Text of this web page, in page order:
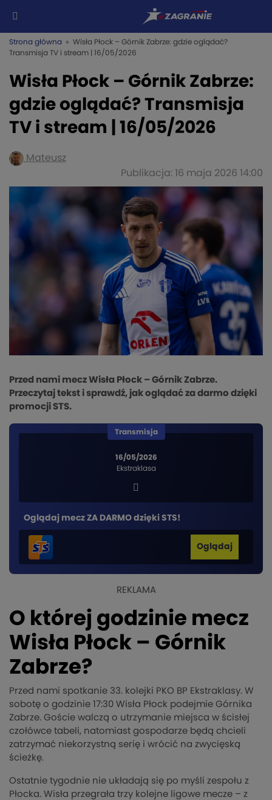
Strona główna » Wisła Płock – Górnik Zabrze: gdzie oglądać?
Transmisja TV i stream | 16/05/2026
Wisła Płock – Górnik Zabrze:
gdzie oglądać? Transmisja
TV i stream | 16/05/2026
Mateusz
Publikacja: 16 maja 2026 14:00
Przed nami mecz Wisła Płock – Górnik Zabrze.
Przeczytaj tekst i sprawdź, jak oglądać za darmo dzięki
promocji STS.
16/05/2026
Ekstraklasa
Transmisja
Oglądaj mecz ZA DARMO dzięki STS!
Oglądaj
REKLAMA
O której godzinie mecz
Wisła Płock – Górnik
Zabrze?
Przed nami spotkanie 33. kolejki PKO BP Ekstraklasy. W
sobotę o godzinie 17:30 Wisła Płock podejmie Górnika
Zabrze. Goście walczą o utrzymanie miejsca w ścisłej
czołówce tabeli, natomiast gospodarze będą chcieli
zatrzymać niekorzystną serię i wrócić na zwycięską
ścieżkę.
Ostatnie tygodnie nie układają się po myśli zespołu z
Płocka. Wisła przegrała trzy kolejne ligowe mecze – z